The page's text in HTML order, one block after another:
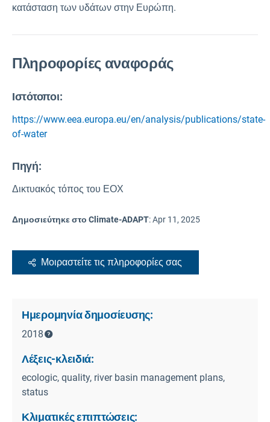
κατάσταση των υδάτων στην Ευρώπη.
Πληροφορίες αναφοράς
Ιστότοποι:
https://www.eea.europa.eu/en/analysis/publications/state-
of-water
Πηγή:
Δικτυακός τόπος του ΕΟΧ
Δημοσιεύτηκε στο Climate-ADAPT:Apr 11, 2025
Μοιραστείτε τις πληροφορίες σας
Ημερομηνία δημοσίευσης:
2018
Λέξεις-κλειδιά:
ecologic, quality, river basin management plans,
status
Κλιματικές επιπτώσεις: